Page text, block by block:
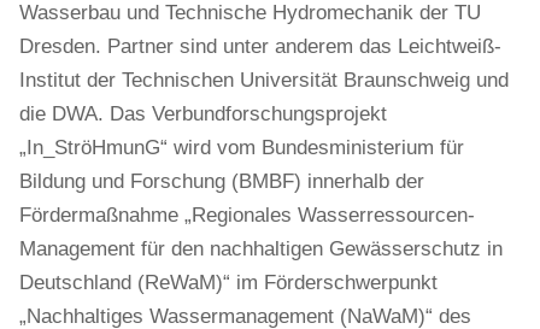
Wasserbau und Technische Hydromechanik der TU
Dresden. Partner sind unter anderem das Leichtweiß-
Institut der Technischen Universität Braunschweig und
die DWA. Das Verbundforschungsprojekt
„In_StröHmunG“ wird vom Bundesministerium für
Bildung und Forschung (BMBF) innerhalb der
Fördermaßnahme „Regionales Wasserressourcen-
Management für den nachhaltigen Gewässerschutz in
Deutschland (ReWaM)“ im Förderschwerpunkt
„Nachhaltiges Wassermanagement (NaWaM)“ des